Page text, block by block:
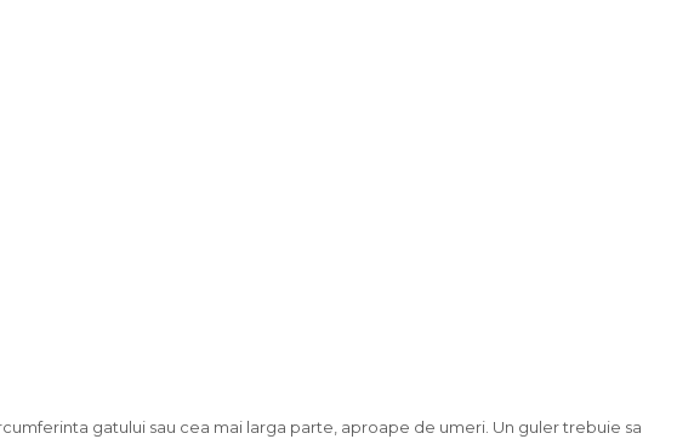
gatului sau cea mai larga parte, aproape de umeri. Un guler trebuie sa